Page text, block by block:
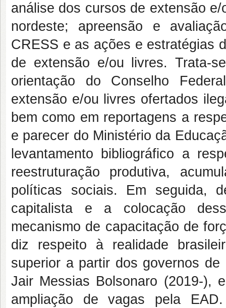
análise dos cursos de extensão
nordeste; apreensão e
CRESS e as ações e estratégias
de extensão e/ou livres. Trata-
orientação do Conselho
extensão e/ou livres ofertados
bem como em reportagens a
e parecer do Ministério da
levantamento bibliográfico a
reestruturação produtiva,
políticas sociais. Em seguida,
capitalista e a colocação
mecanismo de capacitação de
diz respeito à realidade
superior a partir dos governos
Jair Messias Bolsonaro (2019-),
ampliação de vagas pela